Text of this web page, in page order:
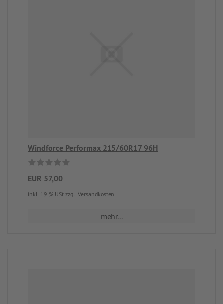
Windforce Performax 215/60R17 96H
EUR 57,00
inkl. 19 % USt zzgl. Versandkosten
mehr...